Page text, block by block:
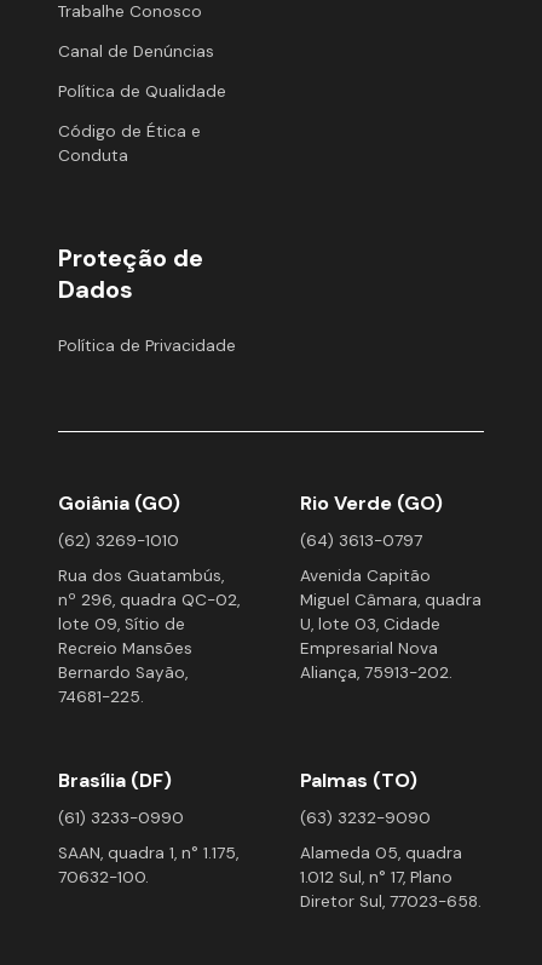
Trabalhe Conosco
Canal de Denúncias
Política de Qualidade
Código de Ética e
Conduta
Proteção de
Dados
Política de Privacidade
Goiânia (GO)
(62) 3269-1010
Rua dos Guatambús,
nº 296, quadra QC-02,
lote 09, Sítio de
Recreio Mansões
Bernardo Sayão,
74681-225.
Rio Verde (GO)
(64) 3613-0797
Avenida Capitão
Miguel Câmara, quadra
U, lote 03, Cidade
Empresarial Nova
Aliança, 75913-202.
Brasília (DF)
(61) 3233-0990
SAAN, quadra 1, n° 1.175,
70632-100.
Palmas (TO)
(63) 3232-9090
Alameda 05, quadra
1.012 Sul, n° 17, Plano
Diretor Sul, 77023-658.